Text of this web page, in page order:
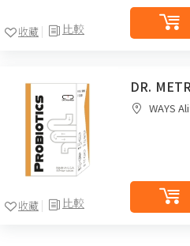
比較
收藏
比較
收藏
DR.
WAYS